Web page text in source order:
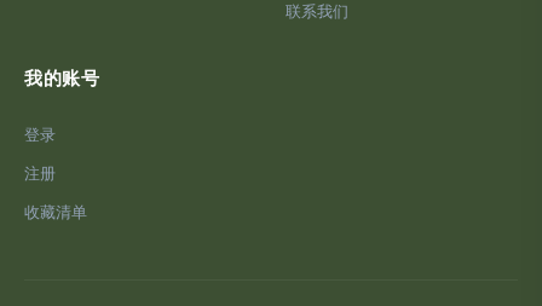
联系我们
我的账号
登录
注册
收藏清单